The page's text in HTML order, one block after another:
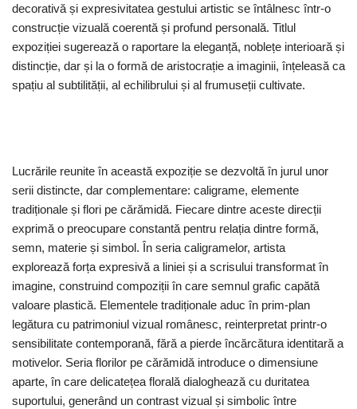
decorativă și expresivitatea gestului artistic se întâlnesc într-o
construcție vizuală coerentă și profund personală. Titlul
expoziției sugerează o raportare la eleganță, noblețe interioară și
distincție, dar și la o formă de aristocrație a imaginii, înțeleasă ca
spațiu al subtilității, al echilibrului și al frumuseții cultivate.
Lucrările reunite în această expoziție se dezvoltă în jurul unor
serii distincte, dar complementare: caligrame, elemente
tradiționale și flori pe cărămidă. Fiecare dintre aceste direcții
exprimă o preocupare constantă pentru relația dintre formă,
semn, materie și simbol. În seria caligramelor, artista
explorează forța expresivă a liniei și a scrisului transformat în
imagine, construind compoziții în care semnul grafic capătă
valoare plastică. Elementele tradiționale aduc în prim-plan
legătura cu patrimoniul vizual românesc, reinterpretat printr-o
sensibilitate contemporană, fără a pierde încărcătura identitară a
motivelor. Seria florilor pe cărămidă introduce o dimensiune
aparte, în care delicatețea florală dialoghează cu duritatea
suportului, generând un contrast vizual și simbolic între